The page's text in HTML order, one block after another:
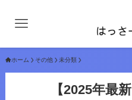
ホーム その他 未分類
【2025年最